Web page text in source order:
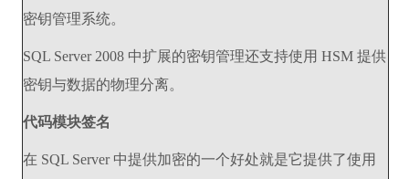
密钥管理系统。
SQL Server 2008 中扩展的密钥管理还支持使用 HSM 提供
密钥与数据的物理分离。
代码模块签名
在 SQL Server 中提供加密的一个好处就是它提供了使用